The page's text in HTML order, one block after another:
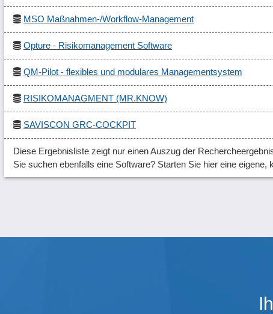
MSO Maßnahmen-/Workflow-Management
Opture - Risikomanagement Software
QM-Pilot - flexibles und modulares Managementsystem
RISIKOMANAGMENT (MR.KNOW)
SAVISCON GRC-COCKPIT
Diese Ergebnisliste zeigt nur einen Auszug der
Sie suchen ebenfalls eine Software? Starten Sie hier eine eigene,